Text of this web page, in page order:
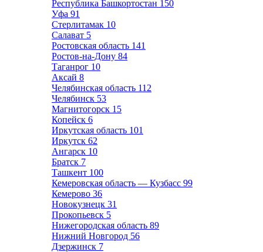
Республика Башкортостан 150
Уфа 91
Стерлитамак 10
Салават 5
Ростовская область 141
Ростов-на-Дону 84
Таганрог 10
Аксай 8
Челябинская область 112
Челябинск 53
Магнитогорск 15
Копейск 6
Иркутская область 101
Иркутск 62
Ангарск 10
Братск 7
Ташкент 100
Кемеровская область — Кузбасс 99
Кемерово 36
Новокузнецк 31
Прокопьевск 5
Нижегородская область 89
Нижний Новгород 56
Дзержинск 7